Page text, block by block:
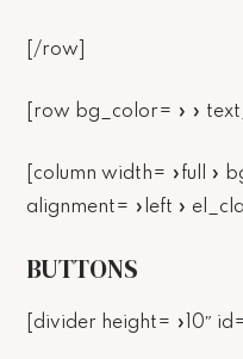
[/row]
[row bg_color= » »
[column width= »full »
alignment= »left »
BUTTONS
[divider height= »10″